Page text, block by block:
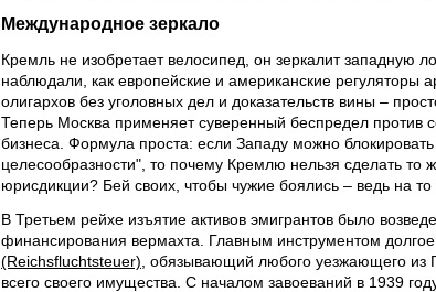
Международное зеркало
Кремль не изобретает велосипед, он зеркалит западную
наблюдали, как европейские и американские регуляторы
олигархов без уголовных дел и доказательств вины –
Теперь Москва применяет суверенный беспредел против
бизнеса. Формула проста: если Западу можно
целесообразности", то почему Кремлю нельзя сделать то
юрисдикции? Бей своих, чтобы чужие боялись – ведь на
В Третьем рейхе изъятие активов эмигрантов было
финансирования вермахта. Главным инструментом
(Reichsfluchtsteuer) , обязывающий любого уезжающего из
всего своего имущества. С началом завоеваний в 1939